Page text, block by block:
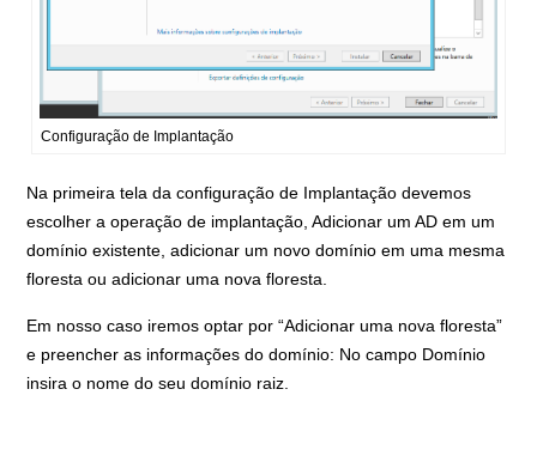
Configuração de Implantação
Na primeira tela da configuração de Implantação devemos
escolher a operação de implantação, Adicionar um AD em um
domínio existente, adicionar um novo domínio em uma mesma
floresta ou adicionar uma nova floresta.
Em nosso caso iremos optar por “Adicionar uma nova floresta”
e preencher as informações do domínio: No campo Domínio
insira o nome do seu domínio raiz.